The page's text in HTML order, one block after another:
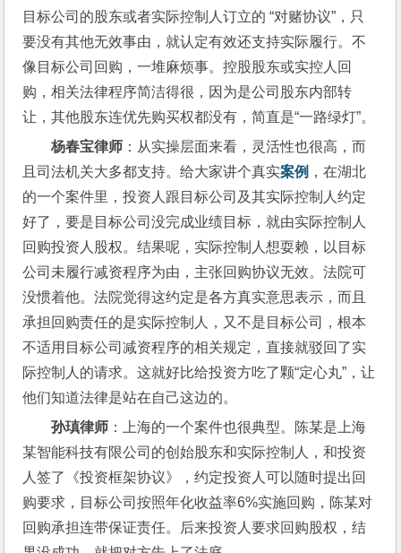
目标公司的股东或者实际控制人订立的 “对赌协议”，只
要没有其他无效事由，就认定有效还支持实际履行。不
像目标公司回购，一堆麻烦事。控股股东或实控人回
购，相关法律程序简洁得很，因为是公司股东内部转
让，其他股东连优先购买权都没有，简直是“一路绿灯”。
杨春宝律师 ：从实操层面来看，灵活性也很高，而
且司法机关大多都支持。给大家讲个真实案例 ，在湖北
的一个案件里，投资人跟目标公司及其实际控制人约定
好了，要是目标公司没完成业绩目标，就由实际控制人
回购投资人股权。结果呢，实际控制人想耍赖，以目标
公司未履行减资程序为由，主张回购协议无效。法院可
没惯着他。法院觉得这约定是各方真实意思表示，而且
承担回购责任的是实际控制人，又不是目标公司，根本
不适用目标公司减资程序的相关规定，直接就驳回了实
际控制人的请求。这就好比给投资方吃了颗“定心丸”，让
他们知道法律是站在自己这边的。
孙瑱律师 ：上海的一个案件也很典型。陈某是上海
某智能科技有限公司的创始股东和实际控制人，和投资
人签了《投资框架协议》，约定投资人可以随时提出回
购要求，目标公司按照年化收益率6%实施回购，陈某对
回购承担连带保证责任。后来投资人要求回购股权，结